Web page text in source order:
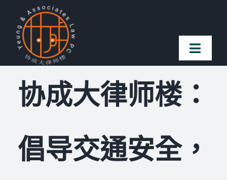
content
Toggle
首页
案件简介
协成大律师楼：
倡导交通安全，